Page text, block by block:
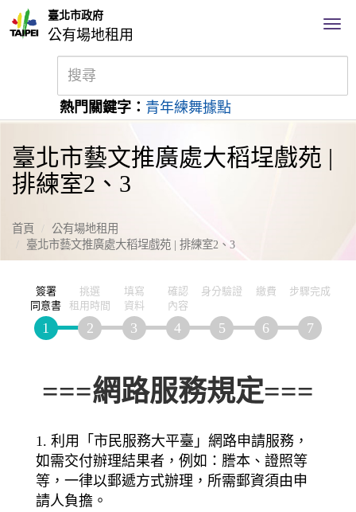
臺北市政府
公有場地租用
熱門關鍵字： 青年練舞據點
臺北市藝文推廣處大稻埕戲苑 |
排練室2、3
首頁
公有場地租用
臺北市藝文推廣處大稻埕戲苑 | 排練室2、3
簽署
同意書
挑選
租用時間
填寫
資料
確認
內容
身分驗證 繳費 步驟完成
===網路服務規定===
1. 利用「市民服務大平臺」網路申請服務，
如需交付辦理結果者，例如：謄本、證照等
等，一律以郵遞方式辦理，所需郵資須由申
請人負擔。